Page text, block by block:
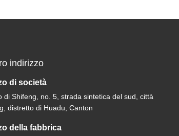
indirizzo
di società
di Shifeng, no. 5, strada sintetica del sud, città
distretto di Huadu, Canton
della fabbrica